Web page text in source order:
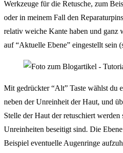
Werkzeuge für die Retusche, zum
oder in meinem Fall den
relativ weiche Kante haben und ganz
auf “Aktuelle Ebene” eingestellt sein
Mit gedrückter “Alt” Taste wählst du
neben der Unreinheit der Haut, und
Stelle der Haut der retuschiert
Unreinheiten beseitigt sind. Die
Beispiel eventuelle Augenringe